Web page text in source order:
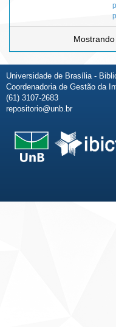
Universidade de Brasília -
Coordenadoria de Gestão da
(61) 3107-2683
repositorio@unb.br